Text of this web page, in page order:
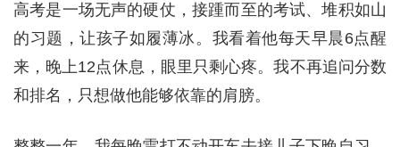
高考是一场无声的硬仗，接踵而至的考试、堆积如山
的习题，让孩子如履薄冰。我看着他每天早晨6点醒
来，晚上12点休息，眼里只剩心疼。我不再追问分数
和排名，只想做他能够依靠的肩膀。